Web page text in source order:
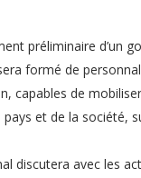
préliminaire d’un
formé de
capables de
et de la société,
discutera avec les